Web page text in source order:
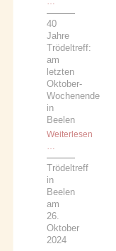
Trödeltreff
2026
40
Jahre
Trödeltreff:
am
letzten
Oktober-
Wochenende
in
Beelen
Weiterlesen
Jahre
Trödeltreff:
letzten
Oktober-
Wochenende
in
Beelen
Trödeltreff
in
Beelen
am
26.
Oktober
2024